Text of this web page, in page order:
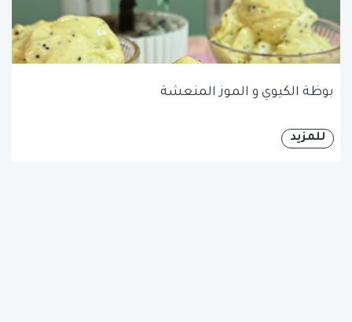
بوظة الكيوي و الموز المنعشة
للمزيد